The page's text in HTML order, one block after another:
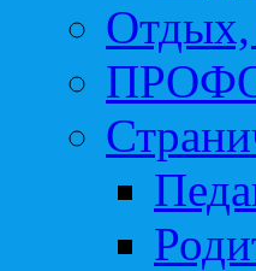
Отдых,